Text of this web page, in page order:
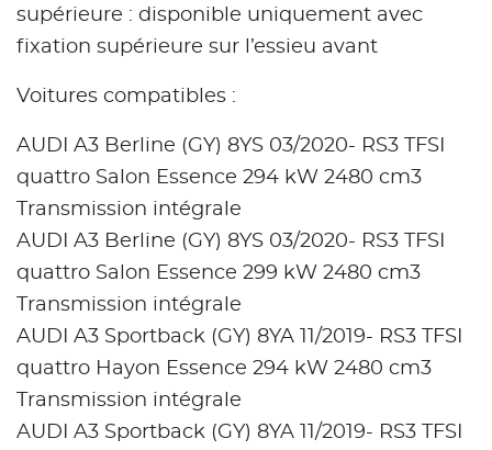
supérieure : disponible uniquement avec
fixation supérieure sur l’essieu avant
Voitures compatibles :
AUDI A3 Berline (GY) 8YS 03/2020- RS3 TFSI
quattro Salon Essence 294 kW 2480 cm3
Transmission intégrale
AUDI A3 Berline (GY) 8YS 03/2020- RS3 TFSI
quattro Salon Essence 299 kW 2480 cm3
Transmission intégrale
AUDI A3 Sportback (GY) 8YA 11/2019- RS3 TFSI
quattro Hayon Essence 294 kW 2480 cm3
Transmission intégrale
AUDI A3 Sportback (GY) 8YA 11/2019- RS3 TFSI